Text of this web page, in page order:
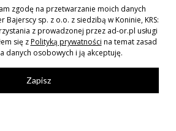
zgodę na przetwarzanie moich danych
Bajerscy sp. z o.o. z siedzibą w Koninie, KRS:
z prowadzonej przez ad-or.pl usługi
się zPolityką prywatności na temat zasad
danych osobowych i ją akceptuję.
Zapisz